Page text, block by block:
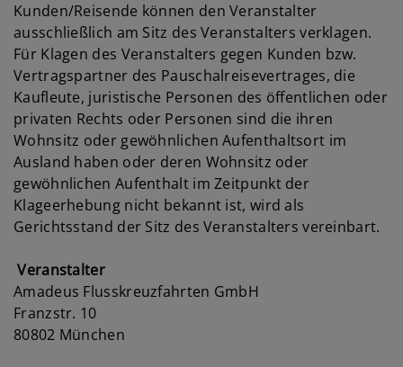
Kunden/Reisende können den Veranstalter
ausschließlich am Sitz des Veranstalters verklagen.
Für Klagen des Veranstalters gegen Kunden bzw.
Vertragspartner des Pauschalreisevertrages, die
Kaufleute, juristische Personen des öffentlichen oder
privaten Rechts oder Personen sind die ihren
Wohnsitz oder gewöhnlichen Aufenthaltsort im
Ausland haben oder deren Wohnsitz oder
gewöhnlichen Aufenthalt im Zeitpunkt der
Klageerhebung nicht bekannt ist, wird als
Gerichtsstand der Sitz des Veranstalters vereinbart.
Veranstalter
Amadeus Flusskreuzfahrten GmbH
Franzstr. 10
80802 München